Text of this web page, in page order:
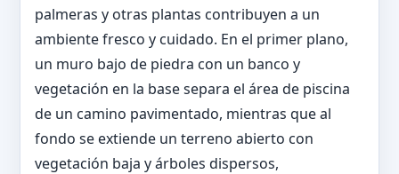
palmeras y otras plantas contribuyen a un
ambiente fresco y cuidado. En el primer plano,
un muro bajo de piedra con un banco y
vegetación en la base separa el área de piscina
de un camino pavimentado, mientras que al
fondo se extiende un terreno abierto con
vegetación baja y árboles dispersos,